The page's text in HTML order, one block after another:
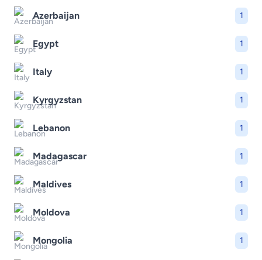
Azerbaijan 1
Egypt 1
Italy 1
Kyrgyzstan 1
Lebanon 1
Madagascar 1
Maldives 1
Moldova 1
Mongolia 1